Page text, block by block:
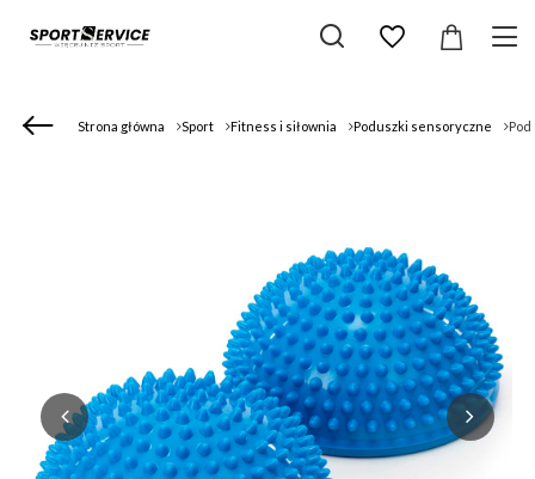
Strona główna Sport Fitness i siłownia Poduszki sensoryczne